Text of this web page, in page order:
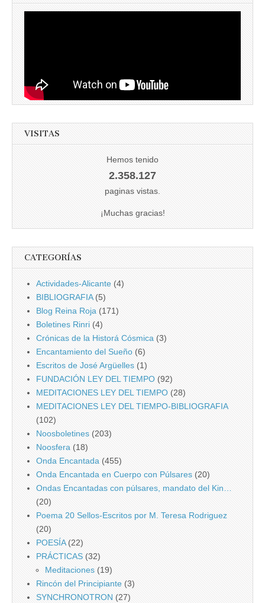
VISITAS
Hemos tenido
2.358.127
paginas vistas.
¡Muchas gracias!
CATEGORÍAS
Actividades-Alicante (4)
BIBLIOGRAFIA(5)
Blog Reina Roja (171)
Boletines Rinri (4)
Crónicas de la Historá Cósmica (3)
Encantamiento del Sueño (6)
Escritos de José Argüelles (1)
FUNDACIÓN LEY DEL TIEMPO (92)
MEDITACIONES LEY DEL TIEMPO (28)
MEDITACIONES LEY DEL TIEMPO-BIBLIOGRAFIA
(102)
Noosboletines (203)
Noosfera (18)
Onda Encantada (455)
Onda Encantada en Cuerpo con Púlsares (20)
Ondas Encantadas con púlsares, mandato del Kin…
(20)
Poema 20 Sellos-Escritos por M. Teresa Rodriguez
(20)
POESÍA(22)
PRÁCTICAS (32)
Meditaciones (19)
Rincón del Principiante (3)
SYNCHRONOTRON (27)